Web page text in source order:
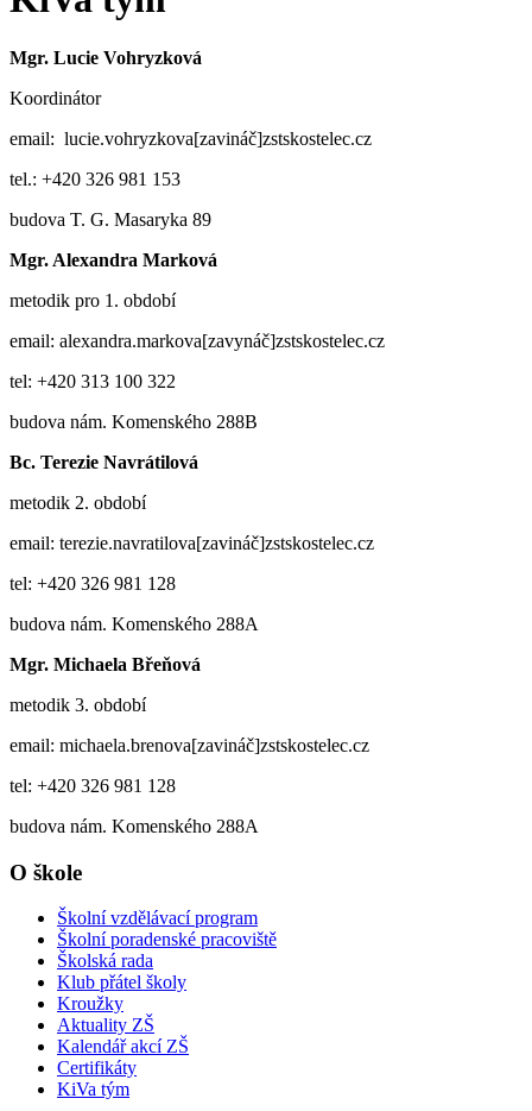
Mgr. Lucie Vohryzková
Koordinátor
email: lucie.vohryzkova[zavináč]zstskostelec.cz
tel.: +420 326 981 153
budova T. G. Masaryka 89
Mgr. Alexandra Marková
metodik pro 1. období
email: alexandra.markova[zavynáč]zstskostelec.cz
tel: +420 313 100 322
budova nám. Komenského 288B
Bc. Terezie Navrátilová
metodik 2. období
email: terezie.navratilova[zavináč]zstskostelec.cz
tel: +420 326 981 128
budova nám. Komenského 288A
Mgr. Michaela Břeňová
metodik 3. období
email: michaela.brenova[zavináč]zstskostelec.cz
tel: +420 326 981 128
budova nám. Komenského 288A
O škole
Školní vzdělávací program
Školní poradenské pracoviště
Školská rada
Klub přátel školy
Kroužky
Aktuality ZŠ
Kalendář akcí ZŠ
Certifikáty
KiVa tým